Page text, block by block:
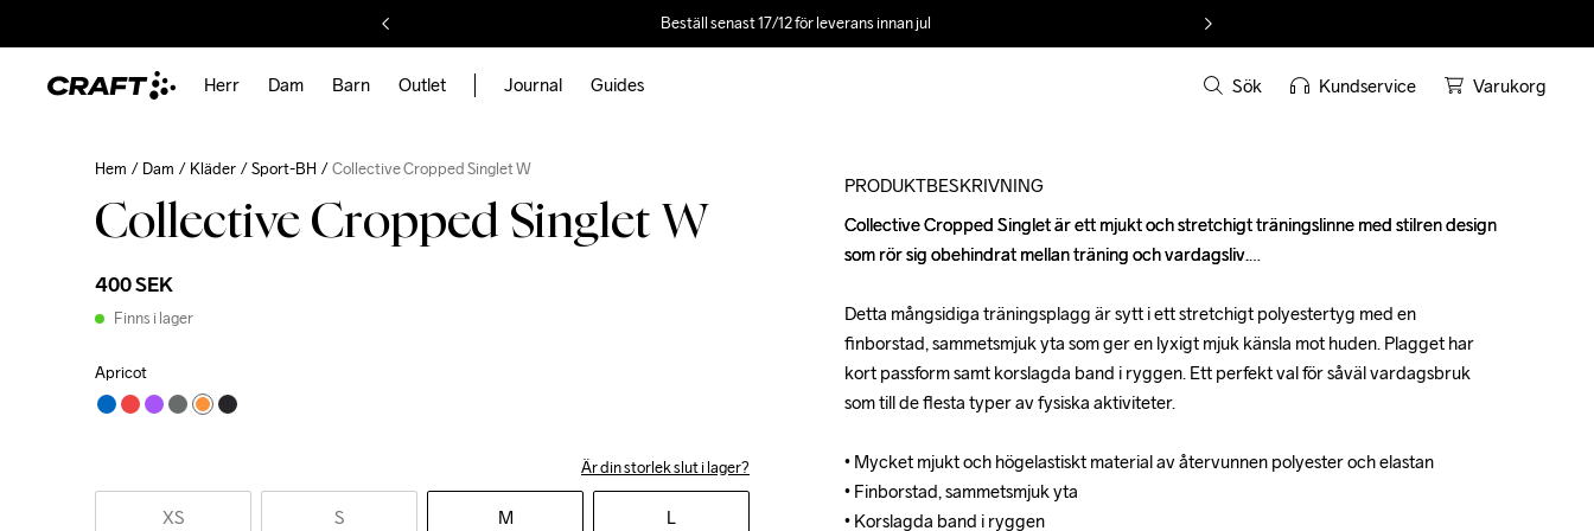
Beställ senast 17/12 för leverans innan jul
Herr Dam Barn Outlet Journal Guides Sök Kundservice Varukorg
Hem Dam Kläder Sport-BH Collective Cropped Singlet W
Collective Cropped Singlet W
400 SEK
Finns i lager
Apricot
Är din storlek slut i lager?
XS S M L
PRODUKTBESKRIVNING
Collective Cropped Singlet är ett mjukt och stretchigt träningslinne med stilren design
som rör sig obehindrat mellan träning och vardagsliv.
Detta mångsidiga träningsplagg är sytt i ett stretchigt polyestertyg med en
finborstad, sammetsmjuk yta som ger en lyxigt mjuk känsla mot huden. Plagget har
kort passform samt korslagda band i ryggen. Ett perfekt val för såväl vardagsbruk
som till de flesta typer av fysiska aktiviteter.
• Mycket mjukt och högelastiskt material av återvunnen polyester och elastan
• Finborstad, sammetsmjuk yta
• Korslagda band i ryggen
Collective Cropped Singlet är ett mjukt och stretchigt träningslinne med stilren design
som rör sig obehindrat mellan träning och vardagsliv.
Detta mångsidiga träningsplagg är sytt i ett stretchigt polyestertyg med en
finborstad, sammetsmjuk yta som ger en lyxigt mjuk känsla mot huden. Plagget har
kort passform samt korslagda band i ryggen. Ett perfekt val för såväl vardagsbruk
som till de flesta typer av fysiska aktiviteter.
• Mycket mjukt och högelastiskt material av återvunnen polyester och elastan
• Finborstad, sammetsmjuk yta
• Korslagda band i ryggen